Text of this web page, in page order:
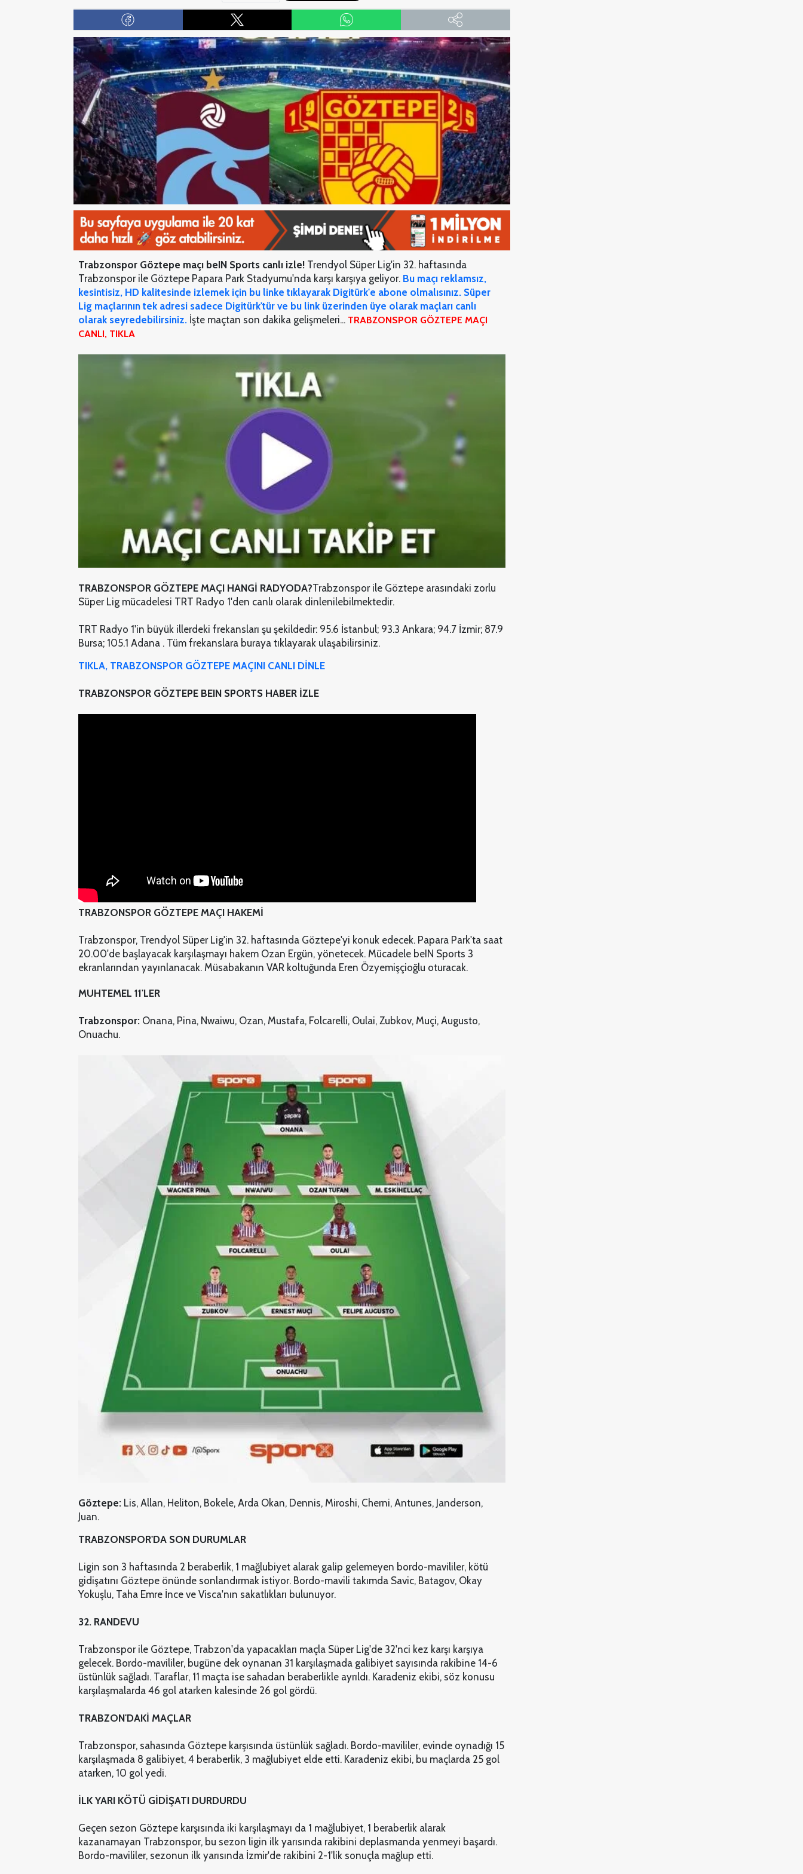
Trabzonspor Göztepe maçı beIN Sports canlı izle! Trendyol Süper Lig'in 32. haftasında
Trabzonspor ile Göztepe Papara Park Stadyumu'nda karşı karşıya geliyor. Bu maçı reklamsız,
kesintisiz, HD kalitesinde izlemek için bu linke tıklayarak Digitürk'e abone olmalısınız. Süper
Lig maçlarının tek adresi sadece Digitürk'tür ve bu link üzerinden üye olarak maçları canlı
olarak seyredebilirsiniz. İşte maçtan son dakika gelişmeleri... TRABZONSPOR GÖZTEPE MAÇI
CANLI, TIKLA
TRABZONSPOR GÖZTEPE MAÇI HANGİ RADYODA?Trabzonspor ile Göztepe arasındaki zorlu
Süper Lig mücadelesi TRT Radyo 1'den canlı olarak dinlenilebilmektedir.
TRT Radyo 1'in büyük illerdeki frekansları şu şekildedir: 95.6 İstanbul; 93.3 Ankara; 94.7 İzmir; 87.9
Bursa; 105.1 Adana . Tüm frekanslara buraya tıklayarak ulaşabilirsiniz.
TIKLA, TRABZONSPOR GÖZTEPE MAÇINI CANLI DİNLE
TRABZONSPOR GÖZTEPE BEIN SPORTS HABER İZLE
TRABZONSPOR GÖZTEPE MAÇI HAKEMİ
Trabzonspor, Trendyol Süper Lig'in 32. haftasında Göztepe'yi konuk edecek. Papara Park'ta saat
20.00'de başlayacak karşılaşmayı hakem Ozan Ergün, yönetecek. Mücadele beIN Sports 3
ekranlarından yayınlanacak. Müsabakanın VAR koltuğunda Eren Özyemişçioğlu oturacak.
MUHTEMEL 11'LER
Trabzonspor: Onana, Pina, Nwaiwu, Ozan, Mustafa, Folcarelli, Oulai, Zubkov, Muçi, Augusto,
Onuachu.
Göztepe: Lis, Allan, Heliton, Bokele, Arda Okan, Dennis, Miroshi, Cherni, Antunes, Janderson,
Juan.
TRABZONSPOR'DA SON DURUMLAR
Ligin son 3 haftasında 2 beraberlik, 1 mağlubiyet alarak galip gelemeyen bordo-mavililer, kötü
gidişatını Göztepe önünde sonlandırmak istiyor. Bordo-mavili takımda Savic, Batagov, Okay
Yokuşlu, Taha Emre İnce ve Visca'nın sakatlıkları bulunuyor.
32. RANDEVU
Trabzonspor ile Göztepe, Trabzon'da yapacakları maçla Süper Lig'de 32'nci kez karşı karşıya
gelecek. Bordo-mavililer, bugüne dek oynanan 31 karşılaşmada galibiyet sayısında rakibine 14-6
üstünlük sağladı. Taraflar, 11 maçta ise sahadan beraberlikle ayrıldı. Karadeniz ekibi, söz konusu
karşılaşmalarda 46 gol atarken kalesinde 26 gol gördü.
TRABZON'DAKİ MAÇLAR
Trabzonspor, sahasında Göztepe karşısında üstünlük sağladı. Bordo-mavililer, evinde oynadığı 15
karşılaşmada 8 galibiyet, 4 beraberlik, 3 mağlubiyet elde etti. Karadeniz ekibi, bu maçlarda 25 gol
atarken, 10 gol yedi.
İLK YARI KÖTÜ GİDİŞATI DURDURDU
Geçen sezon Göztepe karşısında iki karşılaşmayı da 1 mağlubiyet, 1 beraberlik alarak
kazanamayan Trabzonspor, bu sezon ligin ilk yarısında rakibini deplasmanda yenmeyi başardı.
Bordo-mavililer, sezonun ilk yarısında İzmir'de rakibini 2-1'lik sonuçla mağlup etti.